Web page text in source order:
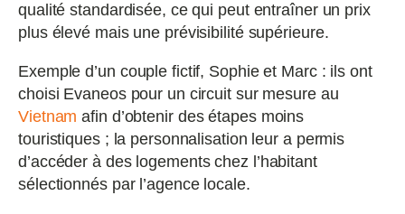
qualité standardisée, ce qui peut entraîner un prix
plus élevé mais une prévisibilité supérieure.
Exemple d’un couple fictif, Sophie et Marc : ils ont
choisi Evaneos pour un circuit sur mesure au
Vietnam afin d’obtenir des étapes moins
touristiques ; la personnalisation leur a permis
d’accéder à des logements chez l’habitant
sélectionnés par l’agence locale.